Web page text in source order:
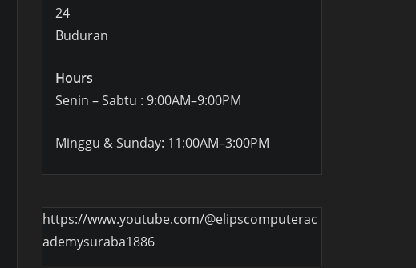
24
Buduran
Hours
Senin – Sabtu : 9:00AM–9:00PM
Minggu & Sunday: 11:00AM–3:00PM
https://www.youtube.com/@elipscomputerac
ademysuraba1886